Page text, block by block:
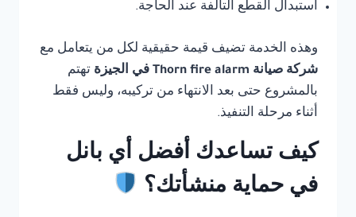
استبدال القطع التالفة عند الحاجة.
وهذه الخدمة تضيف قيمة حقيقية لكل من يتعامل مع
شركة صيانة Thorn fire alarm في الجيزة
تهتم
بالمشروع حتى بعد الانتهاء من تركيبه، وليس فقط
أثناء مرحلة التنفيذ.
كيف تساعدك أفضل أي بانل
في حماية منشأتك؟